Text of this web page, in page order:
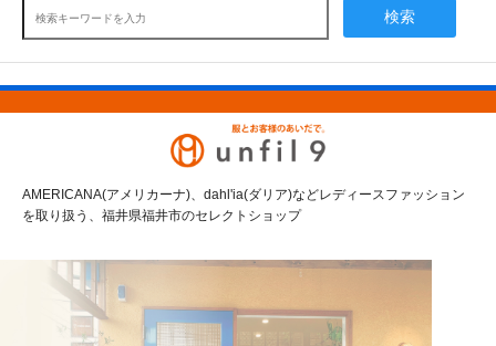
検索
AMERICANA(アメリカーナ)、dahl'ia(ダリア)などレディースファッション
を取り扱う、福井県福井市のセレクトショップ